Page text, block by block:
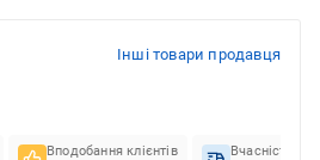
Інші товари продавця
Вподобання клієнтів Вчасність